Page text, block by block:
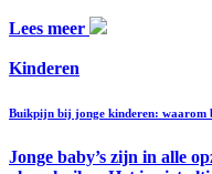
Lees meer
Kinderen
Buikpijn bij jonge kinderen: waarom
Jonge baby’s zijn in alle